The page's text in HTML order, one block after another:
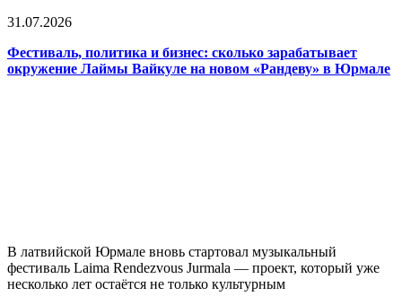
31.07.2026
Фестиваль, политика и бизнес: сколько зарабатывает
окружение Лаймы Вайкуле на новом «Рандеву» в Юрмале
В латвийской Юрмале вновь стартовал музыкальный
фестиваль Laima Rendezvous Jurmala — проект, который уже
несколько лет остаётся не только культурным